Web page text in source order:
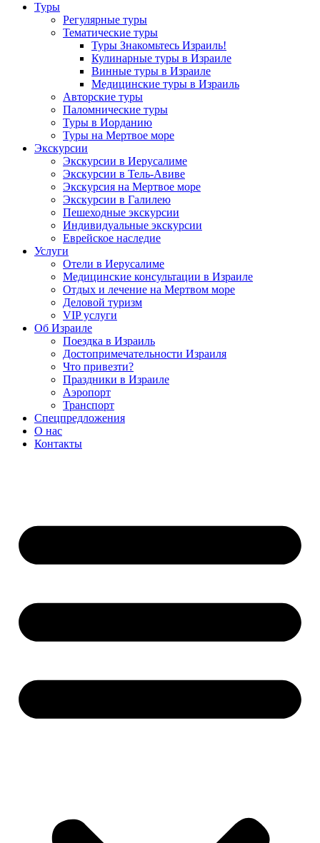
Туры
Регулярные туры
Тематические туры
Туры Знакомьтесь Израиль!
Кулинарные туры в Израиле
Винные туры в Израиле
Медицинские туры в Израиль
Авторские туры
Паломнические туры
Туры в Иорданию
Туры на Мертвое море
Экскурсии
Экскурсии в Иерусалиме
Экскурсии в Тель-Авиве
Экскурсия на Мертвое море
Экскурсии в Галилею
Пешеходные экскурсии
Индивидуальные экскурсии
Еврейское наследие
Услуги
Отели в Иерусалиме
Медицинские консультации в Израиле
Отдых и лечение на Мертвом море
Деловой туризм
VIP услуги
Об Израиле
Поездка в Израиль
Достопримечательности Израиля
Что привезти?
Праздники в Израиле
Аэропорт
Транспорт
Спецпредложения
О нас
Контакты